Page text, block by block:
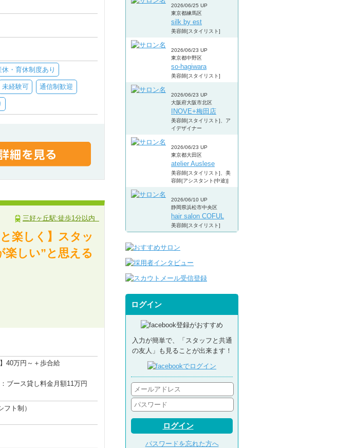
休・育休制度あり
未経験可 通信制歓迎
三好ヶ丘駅:徒歩1分以内
楽しく】スタッ
楽しい”と思える
40万円～＋歩合給
ブース貸し料金月額11万円
ト制）
2026/06/25 UP
東京都練馬区
silk by est
美容師[スタイリスト]
2026/06/23 UP
東京都中野区
so-hagiwara
美容師[スタイリスト]
2026/06/23 UP
大阪府大阪市北区
INOVE+梅田店
美容師[スタイリスト]、ア
イデザイナー
2026/06/23 UP
東京都大田区
atelier Auslese
美容師[スタイリスト]、美
容師[アシスタント(中途)]
2026/06/10 UP
静岡県浜松市中央区
hair salon COFUL
美容師[スタイリスト]
ログイン
入力が簡単で、「スタッフと共通
の友人」も見ることが出来ます！
ログイン
パスワードを忘れた方へ